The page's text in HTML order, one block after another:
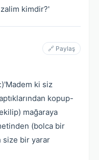
kimdir?'
🔗 Paylaş
ki siz
kopup-
mağaraya
(bolca bir
size bir yarar